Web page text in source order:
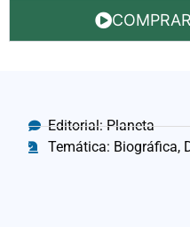
Editorial: Planeta
Temática: Biográfica,